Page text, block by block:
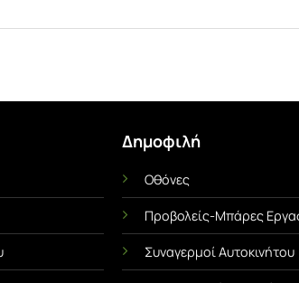
Δημοφιλή
Οθόνες
Προβολείς-Μπάρες
Συναγερμοί Αυτοκινήτου
ΟΧΗΜΆΤΩΝ
Αυτοκινήτου
&
UNCATEGORIZED
Αντιχαρακτική Μεμβράνη
Ασπίδα του